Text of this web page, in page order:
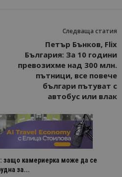
Следваща статия
Петър Бънков, Flix
България: За 10 години
превозихме над 300 млн.
пътници, все повече
българи пътуват с
автобус или влак
защо камериерка може да се
за...